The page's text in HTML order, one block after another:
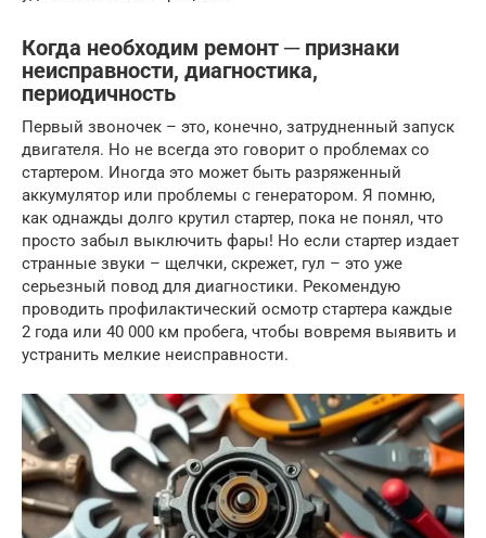
Когда необходим ремонт ─ признаки
неисправности, диагностика,
периодичность
Первый звоночек – это, конечно, затрудненный запуск
двигателя. Но не всегда это говорит о проблемах со
стартером. Иногда это может быть разряженный
аккумулятор или проблемы с генератором. Я помню,
как однажды долго крутил стартер, пока не понял, что
просто забыл выключить фары! Но если стартер издает
странные звуки – щелчки, скрежет, гул – это уже
серьезный повод для диагностики. Рекомендую
проводить профилактический осмотр стартера каждые
2 года или 40 000 км пробега, чтобы вовремя выявить и
устранить мелкие неисправности.